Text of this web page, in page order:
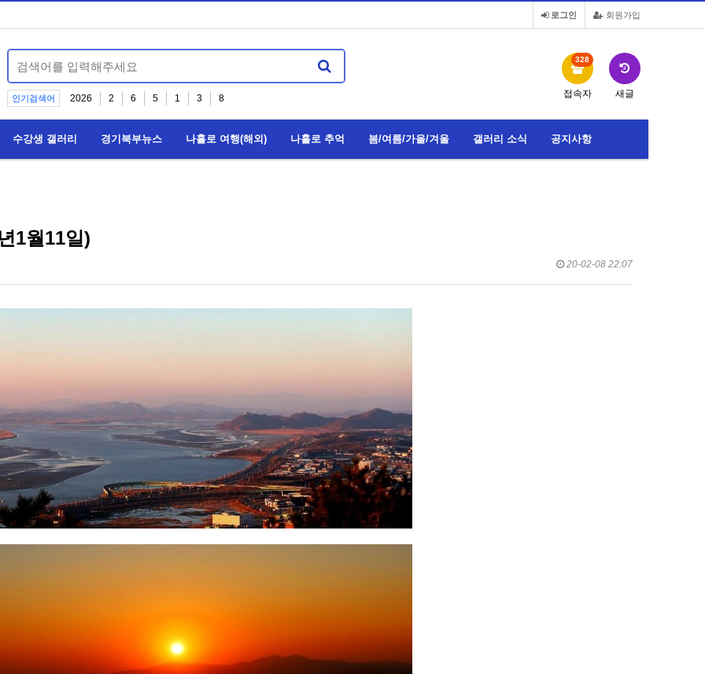
회원가입
로그인
인기검색어 2026 2 6 5 1 3 8 접속자
328
새글
수강생 갤러리 경기북부뉴스 나홀로 여행(해외) 나홀로 추억 봄/여름/가을/겨울 갤러리 소식 공지사항
1월11일)
20-02-08 22:07